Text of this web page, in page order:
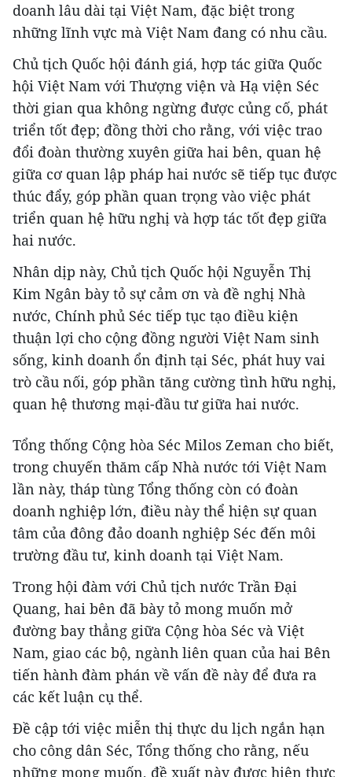
doanh lâu dài tại Việt Nam, đặc biệt trong
những lĩnh vực mà Việt Nam đang có nhu cầu.
Chủ tịch Quốc hội đánh giá, hợp tác giữa Quốc
hội Việt Nam với Thượng viện và Hạ viện Séc
thời gian qua không ngừng được củng cố, phát
triển tốt đẹp; đồng thời cho rằng, với việc trao
đổi đoàn thường xuyên giữa hai bên, quan hệ
giữa cơ quan lập pháp hai nước sẽ tiếp tục được
thúc đẩy, góp phần quan trọng vào việc phát
triển quan hệ hữu nghị và hợp tác tốt đẹp giữa
hai nước.
Nhân dịp này, Chủ tịch Quốc hội Nguyễn Thị
Kim Ngân bày tỏ sự cảm ơn và đề nghị Nhà
nước, Chính phủ Séc tiếp tục tạo điều kiện
thuận lợi cho cộng đồng người Việt Nam sinh
sống, kinh doanh ổn định tại Séc, phát huy vai
trò cầu nối, góp phần tăng cường tình hữu nghị,
quan hệ thương mại-đầu tư giữa hai nước.
Tổng thống Cộng hòa Séc Milos Zeman cho biết,
trong chuyến thăm cấp Nhà nước tới Việt Nam
lần này, tháp tùng Tổng thống còn có đoàn
doanh nghiệp lớn, điều này thể hiện sự quan
tâm của đông đảo doanh nghiệp Séc đến môi
trường đầu tư, kinh doanh tại Việt Nam.
Trong hội đàm với Chủ tịch nước Trần Đại
Quang, hai bên đã bày tỏ mong muốn mở
đường bay thẳng giữa Cộng hòa Séc và Việt
Nam, giao các bộ, ngành liên quan của hai Bên
tiến hành đàm phán về vấn đề này để đưa ra
các kết luận cụ thể.
Đề cập tới việc miễn thị thực du lịch ngắn hạn
cho công dân Séc, Tổng thống cho rằng, nếu
những mong muốn, đề xuất này được hiện thực